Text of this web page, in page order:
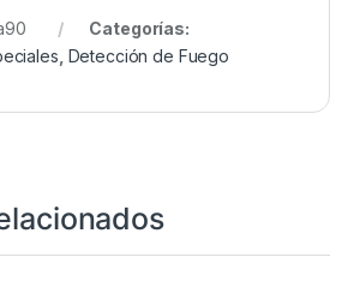
Categorías:
Detección de Fuego